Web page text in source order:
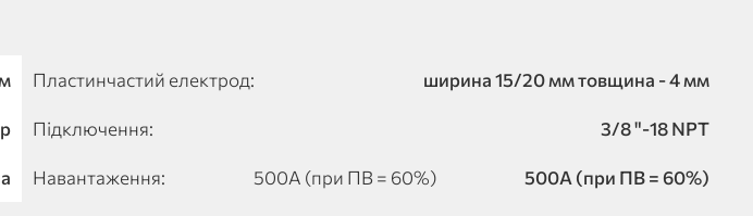
Пластинчастий електрод: ширина 15/20 мм товщина - 4 мм
Підключення: 3/8 "-18 NPT
Навантаження: 500А (при ПВ = 60%) 500А (при ПВ = 60%)